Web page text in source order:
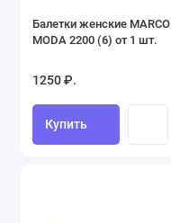
Балетки женские MARCO
MODA 2200 (6) от 1 шт.
1250 ₽.
Купить